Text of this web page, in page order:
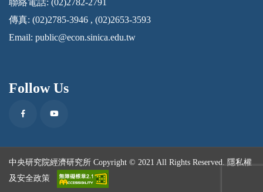
傳真: (02)2785-3946 , (02)2653-3593
Email: public@econ.sinica.edu.tw
Follow Us
FacebookYoutube
中央研究院經濟研究所 Copyright © 2021 All Rights Reserved. 隱私權
及安全政策